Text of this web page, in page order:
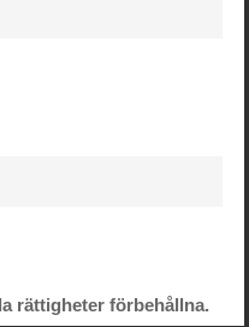
rättigheter förbehållna.